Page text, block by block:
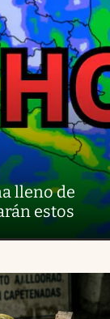
lleno de
estos